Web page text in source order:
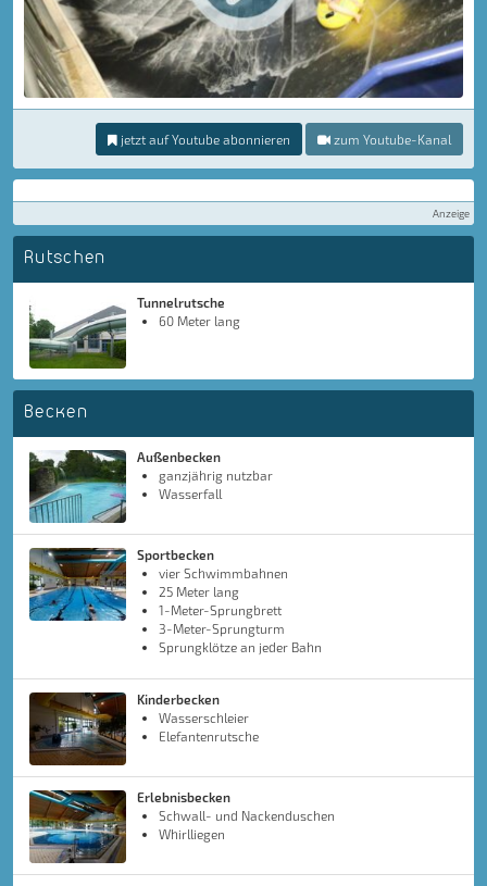
jetzt auf Youtube abonnieren zum Youtube-Kanal
Anzeige
Rutschen
Tunnelrutsche
60 Meter lang
Becken
Außenbecken
ganzjährig nutzbar
Wasserfall
Sportbecken
vier Schwimmbahnen
25 Meter lang
1-Meter-Sprungbrett
3-Meter-Sprungturm
Sprungklötze an jeder Bahn
Kinderbecken
Wasserschleier
Elefantenrutsche
Erlebnisbecken
Schwall- und Nackenduschen
Whirlliegen